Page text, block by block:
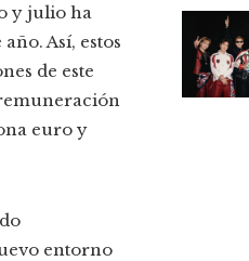
y julio ha
Así, estos
de este
euro y
entorno